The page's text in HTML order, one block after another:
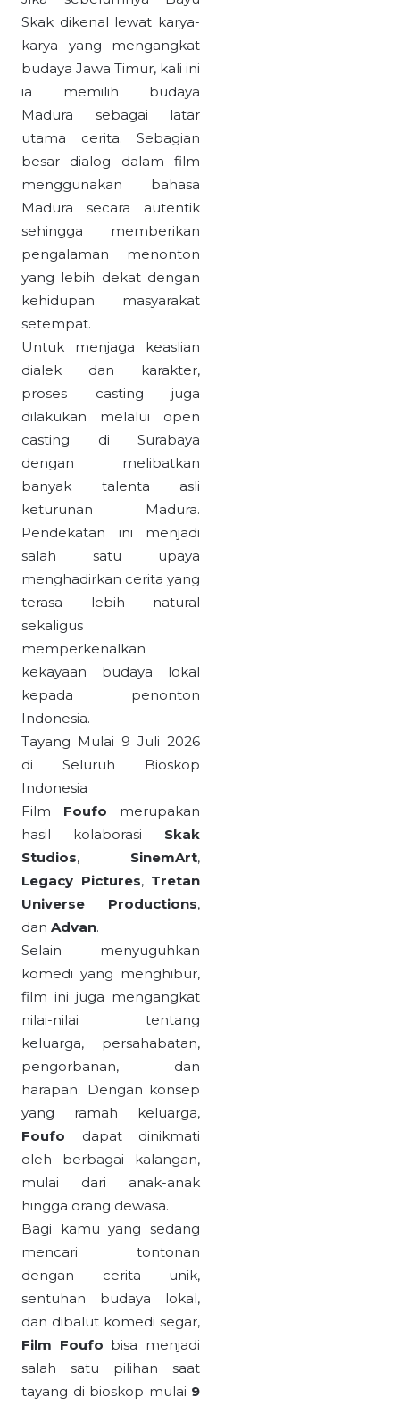
Skak dikenal lewat karya-
karya yang mengangkat
budaya Jawa Timur, kali ini
ia memilih budaya
Madura sebagai latar
utama cerita. Sebagian
besar dialog dalam film
menggunakan bahasa
Madura secara autentik
sehingga memberikan
pengalaman menonton
yang lebih dekat dengan
kehidupan masyarakat
setempat.
Untuk menjaga keaslian
dialek dan karakter,
proses casting juga
dilakukan melalui open
casting di Surabaya
dengan melibatkan
banyak talenta asli
keturunan Madura.
Pendekatan ini menjadi
salah satu upaya
menghadirkan cerita yang
terasa lebih natural
sekaligus
memperkenalkan
kekayaan budaya lokal
kepada penonton
Indonesia.
Tayang Mulai 9 Juli 2026
di Seluruh Bioskop
Indonesia
Film Foufo merupakan
hasil kolaborasi Skak
Studios, SinemArt,
Legacy Pictures, Tretan
Universe Productions,
dan Advan.
Selain menyuguhkan
komedi yang menghibur,
film ini juga mengangkat
nilai-nilai tentang
keluarga, persahabatan,
pengorbanan, dan
harapan. Dengan konsep
yang ramah keluarga,
Foufo dapat dinikmati
oleh berbagai kalangan,
mulai dari anak-anak
hingga orang dewasa.
Bagi kamu yang sedang
mencari tontonan
dengan cerita unik,
sentuhan budaya lokal,
dan dibalut komedi segar,
Film Foufo bisa menjadi
salah satu pilihan saat
tayang di bioskop mulai 9